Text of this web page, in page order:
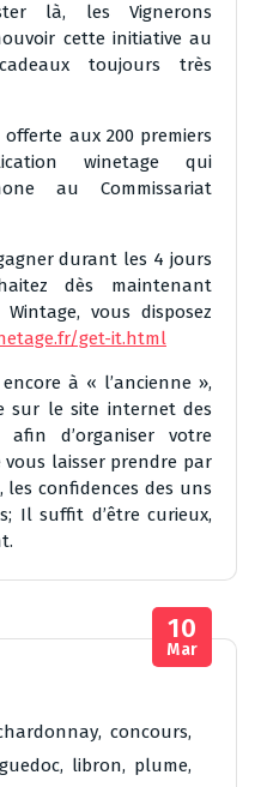
là, les Vignerons
cette initiative au
toujours très
aux 200 premiers
winetage qui
au Commissariat
durant les 4 jours
dès maintenant
vous disposez
get-it.html
à « l’ancienne »,
sur le site internet des
afin d’organiser votre
laisser prendre par
confidences des uns
Il suffit d’être curieux,
, concours,
, libron, plume,
10
Mar